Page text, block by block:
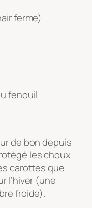
ferme)
fenouil
de bon depuis
les choux
carottes que
l’hiver (une
froide).